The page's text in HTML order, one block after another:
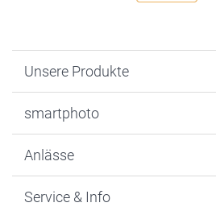
Unsere Produkte
Fotogeschenke
MyNameBook
Fotoabzüge, Fotos als Buch & Poster
smartphoto
Warum smartphoto
Datenschutz
Anlässe
Neujahr
Service & Info